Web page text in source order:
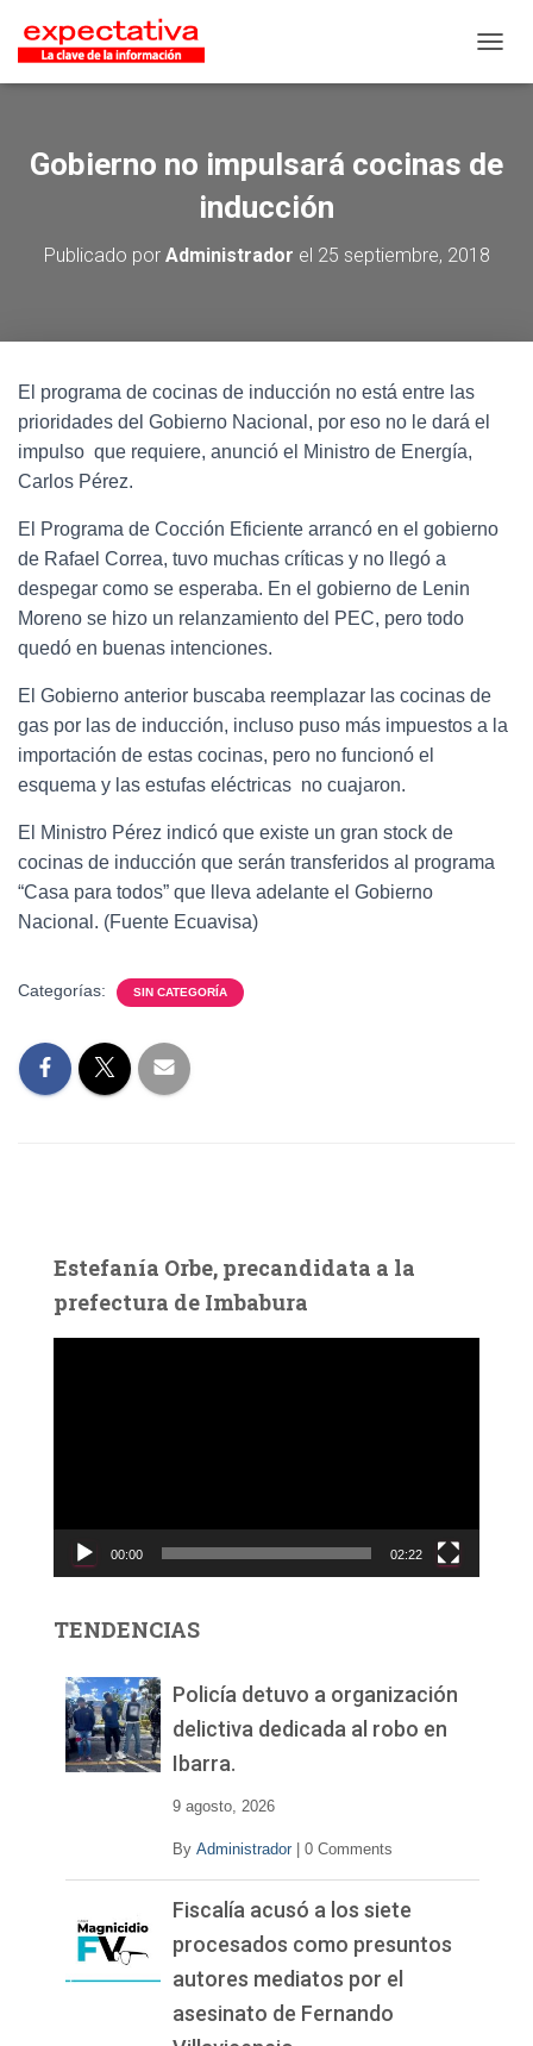
Gobierno no impulsará cocinas de
inducción
Publicado por Administrador el 25 septiembre, 2018
El programa de cocinas de inducción no está entre las
prioridades del Gobierno Nacional, por eso no le dará el
impulso que requiere, anunció el Ministro de Energía,
Carlos Pérez.
El Programa de Cocción Eficiente arrancó en el gobierno
de Rafael Correa, tuvo muchas críticas y no llegó a
despegar como se esperaba. En el gobierno de Lenin
Moreno se hizo un relanzamiento del PEC, pero todo
quedó en buenas intenciones.
El Gobierno anterior buscaba reemplazar las cocinas de
gas por las de inducción, incluso puso más impuestos a la
importación de estas cocinas, pero no funcionó el
esquema y las estufas eléctricas no cuajaron.
El Ministro Pérez indicó que existe un gran stock de
cocinas de inducción que serán transferidos al programa
“Casa para todos” que lleva adelante el Gobierno
Nacional. (Fuente Ecuavisa)
Categorías: SIN CATEGORÍA
Estefanía Orbe, precandidata a la
prefectura de Imbabura
c
d
00:00 02:22
TENDENCIAS
Policía detuvo a organización
delictiva dedicada al robo en
Ibarra.
9 agosto, 2026
By Administrador 0 Comments
Fiscalía acusó a los siete
procesados como presuntos
autores mediatos por el
asesinato de Fernando